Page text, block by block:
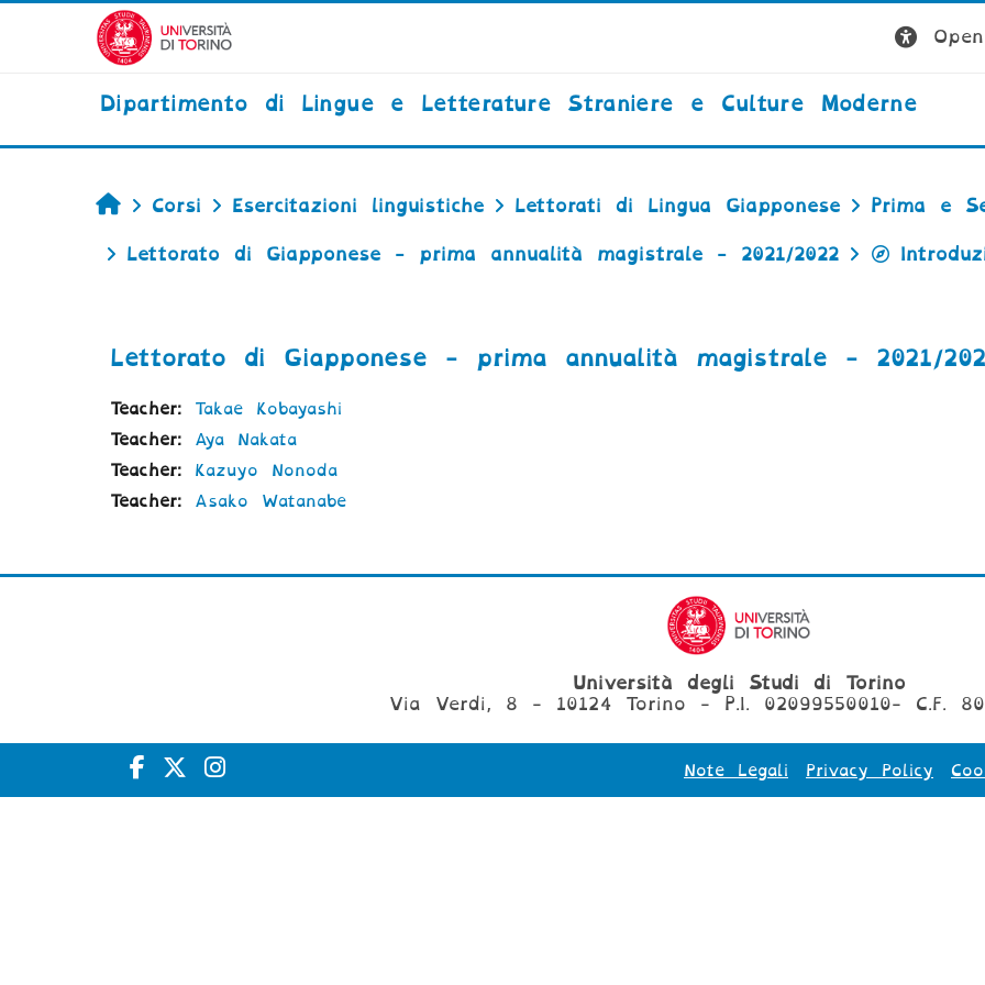
Vai al contenuto principale
Dipartimento di Lingue e Letterature Straniere e Culture Moderne
Home
Corsi Esercitazioni linguistiche Lettorati di Lingua Giapponese Prima e
Lettorato di Giapponese - prima annualità magistrale - 2021/2022
Lettorato di Giapponese - prima annualità magistrale - 2021/
Teacher: Takae Kobayashi
Teacher: Aya Nakata
Teacher: Kazuyo Nonoda
Teacher: Asako Watanabe
Università degli Studi di Torino
Via Verdi, 8 - 10124 Torino - P.I. 02099550010- C.F.
Note Legali Privacy Policy